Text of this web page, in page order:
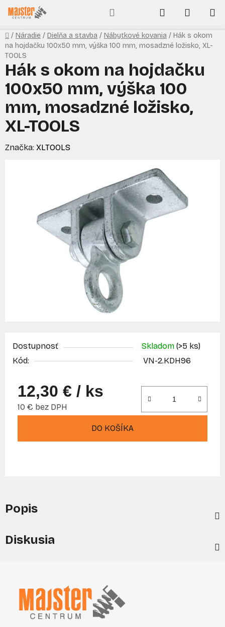
Prejsť
na
obsah
Hľadať
KOŠÍK
Domov
/ Náradie / Dielňa a stavba / Nábytkové kovania / Hák s okom
na hojdačku 100x50 mm, výška 100 mm, mosadzné ložisko, XL-
TOOLS
Dostupnosť Skladom (>5 ks)
Kód:
VN-2.KDH96
12,30 € / ks
10 € bez DPH
DO KOŠÍKA
Hák s okom na hojdačku
100x50 mm, výška 100
mm, mosadzné ložisko,
XL-TOOLS
Značka: XLTOOLS
Popis
Diskusia